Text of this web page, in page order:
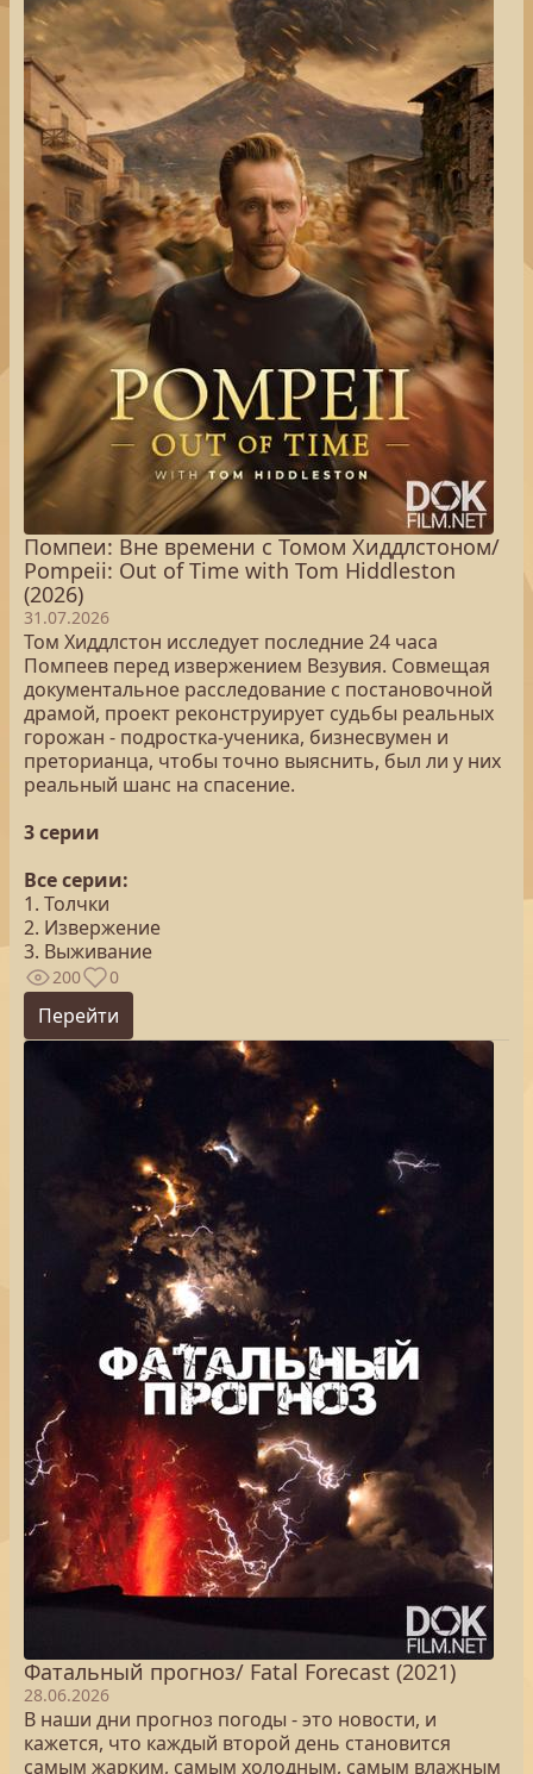
Помпеи: Вне времени с Томом Хиддлстоном/
Pompeii: Out of Time with Tom Hiddleston
(2026)
31.07.2026
Том Хиддлстон исследует последние 24 часа
Помпеев перед извержением Везувия. Совмещая
документальное расследование с постановочной
драмой, проект реконструирует судьбы реальных
горожан - подростка-ученика, бизнесвумен и
преторианца, чтобы точно выяснить, был ли у них
реальный шанс на спасение.
3 серии
Все серии:
1. Толчки
2. Извержение
3. Выживание
200 0
Перейти
Фатальный прогноз/ Fatal Forecast (2021)
28.06.2026
В наши дни прогноз погоды - это новости, и
кажется, что каждый второй день становится
самым жарким, самым холодным, самым влажным